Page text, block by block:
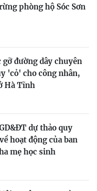
phòng hộ Sóc Sơn
gỡ đường dây chuyên
'cỏ' cho công nhân,
Hà Tĩnh
dự thảo quy
hoạt động của ban
mẹ học sinh